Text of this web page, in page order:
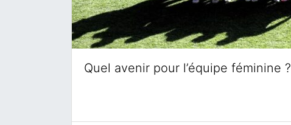
Quel avenir pour l’équipe féminine ?